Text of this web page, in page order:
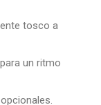
tosco a
un ritmo